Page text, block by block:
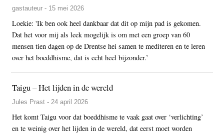
gastauteur - 15 mei 2026
Loekie: 'Ik ben ook heel dankbaar dat dit op mijn pad is gekomen.
Dat het voor mij als leek mogelijk is om met een groep van 60
mensen tien dagen op de Drentse hei samen te mediteren en te leren
over het boeddhisme, dat is echt heel bijzonder.’
Taigu – Het lijden in de wereld
Jules Prast - 24 april 2026
Het komt Taigu voor dat boeddhisme te vaak gaat over ‘verlichting’
en te weinig over het lijden in de wereld, dat eerst moet worden